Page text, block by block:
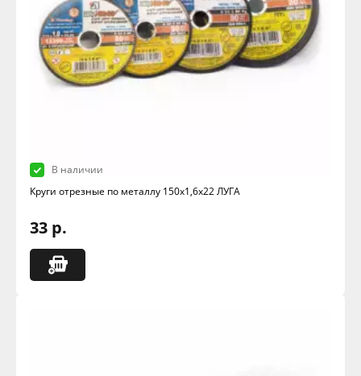
В наличии
Круги отрезные по металлу 150х1,6х22 ЛУГА
33 р.